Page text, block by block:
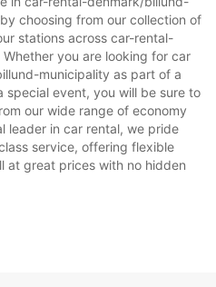
choosing from our collection of
stations across car-rental-
you are looking for car
municipality as part of a
event, you will be sure to
our wide range of economy
leader in car rental, we pride
service, offering flexible
at great prices with no hidden